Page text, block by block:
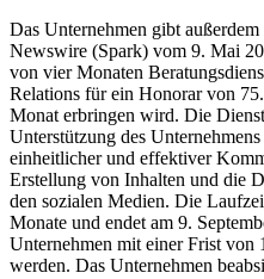
Das Unternehmen gibt
Newswire (Spark) vom 9. Mai
von vier Monaten
Relations für ein Honorar von
Monat erbringen wird. Die
Unterstützung des
einheitlicher und effektiver
Erstellung von Inhalten und die
den sozialen Medien. Die
Monate und endet am 9.
Unternehmen mit einer Frist von
werden. Das Unternehmen